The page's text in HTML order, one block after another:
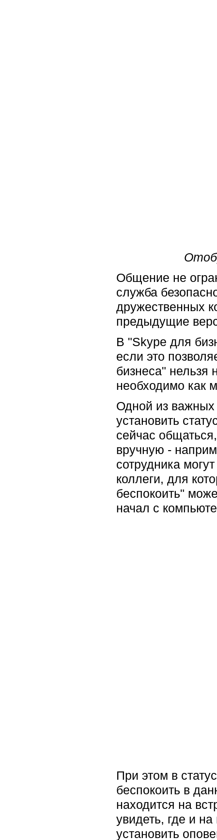
Общение не
служба
дружественных
предыдущие
В "Skype для
если это
бизнеса" нельзя
необходимо как
Одной из важных
установить
сейчас
вручную -
сотрудника
коллеги, для
беспокоить"
начал с
При этом в
беспокоить в
находится на
увидеть, где и
установить